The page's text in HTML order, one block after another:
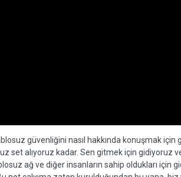
güvenliğini nasıl hakkında konuşmak için
set alıyoruz kadar. Sen gitmek için gidiyoruz
ağ ve diğer insanların sahip oldukları için